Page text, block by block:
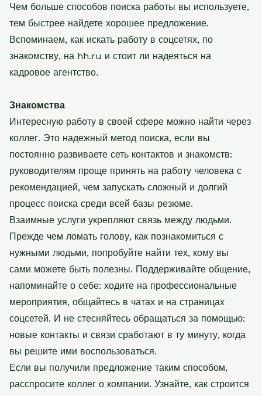
Чем больше способов поиска работы вы используете,
тем быстрее найдете хорошее предложение.
Вспоминаем, как искать работу в соцсетях, по
знакомству, на hh.ru и стоит ли надеяться на
кадровое агентство.
Знакомства
Интересную работу в своей сфере можно найти через
коллег. Это надежный метод поиска, если вы
постоянно развиваете сеть контактов и знакомств:
руководителям проще принять на работу человека с
рекомендацией, чем запускать сложный и долгий
процесс поиска среди всей базы резюме.
Взаимные услуги укрепляют связь между людьми.
Прежде чем ломать голову, как познакомиться с
нужными людьми, попробуйте найти тех, кому вы
сами можете быть полезны. Поддерживайте общение,
напоминайте о себе: ходите на профессиональные
мероприятия, общайтесь в чатах и на страницах
соцсетей. И не стесняйтесь обращаться за помощью:
новые контакты и связи сработают в ту минуту, когда
вы решите ими воспользоваться.
Если вы получили предложение таким способом,
расспросите коллег о компании. Узнайте, как строится